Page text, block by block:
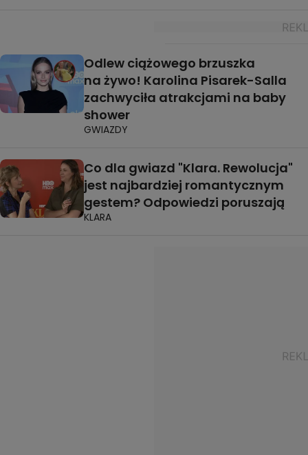
Odlew ciążowego brzuszka
na żywo! Karolina Pisarek-Salla
zachwyciła atrakcjami na baby
shower
GWIAZDY
Co dla gwiazd "Klara. Rewolucja"
jest najbardziej romantycznym
gestem? Odpowiedzi poruszają
KLARA